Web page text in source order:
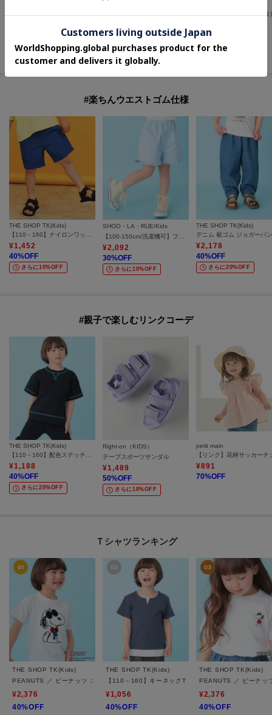
袖チュール切替ナンバリング半袖Tシャツ
デニム ショートパンツ
40%OFF
さらに20%OFF
73%OFF
#楽ちんウエストゴム仕様
THE SHOP TK(Kids)
¥1,452
40%OFF
さらに10%OFF
SHOO・LA・RUE/Kids
¥2,092
30%OFF
さらに10%OFF
THE SHOP TK(Kids)
デニム 裾ゴム ジョガーパ
¥2,178
40%OFF
さらに20%OFF
#親子で楽しむリンクコーデ
THE SHOP TK(Kids)
【110－160】配色ステッチガゼットTEE
¥1,188
40%OFF
さらに20%OFF
Right-on（KIDS）
テープスポーツサンダル
¥1,489
50%OFF
さらに10%OFF
petit main
¥891
70%OFF
Ｔシャツランキング
THE SHOP TK(Kids)
PEANUTS ／ ピーナッツ スヌーピー さがら刺繍 半袖Tシャツ
¥2,376
40%OFF
THE SHOP TK(Kids)
【110－160】キーネックTシャツ
¥1,056
40%OFF
THE SHOP TK(Kids)
PEANUTS ／ ピーナッ
¥2,376
40%OFF